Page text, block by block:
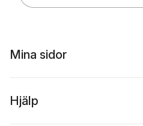
Mina sidor
Hjälp